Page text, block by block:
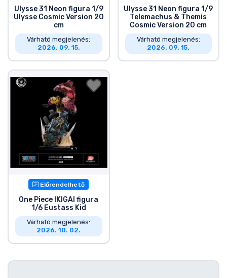
Ulysse 31 Neon figura 1/9
Ulysse Cosmic Version 20
cm
Várható megjelenés:
2026. 09. 15.
Ulysse 31 Neon figura 1/9
Telemachus & Themis
Cosmic Version 20 cm
Várható megjelenés:
2026. 09. 15.
Előrendelhető
One Piece IKIGAI figura
1/6 Eustass Kid
Várható megjelenés:
2026. 10. 02.